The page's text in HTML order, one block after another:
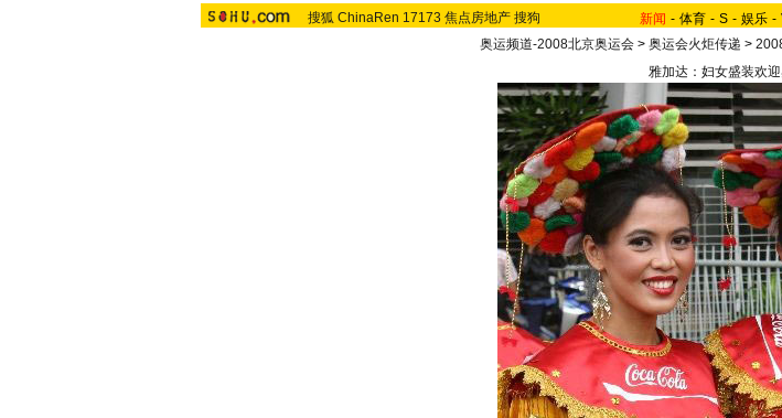
搜狐 ChinaRen 17173 焦点房地产 搜狗 新闻 - 体育 - S - 娱乐 -
奥运频道-2008北京奥运会> 奥运会火炬传递 >
雅加达：妇女盛装欢